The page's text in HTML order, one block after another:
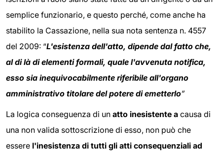
semplice funzionario, e questo perché, come anche ha
stabilito la Cassazione, nella sua nota sentenza n. 4557
del 2009: “L'esistenza dell'atto, dipende dal fatto che,
al di là di elementi formali, quale l'avvenuta notifica,
esso sia inequivocabilmente riferibile all'organo
amministrativo titolare del potere di emetterlo”
La logica conseguenza di un atto inesistente a causa di
una non valida sottoscrizione di esso, non può che
essere l'inesistenza di tutti gli atti consequenziali ad